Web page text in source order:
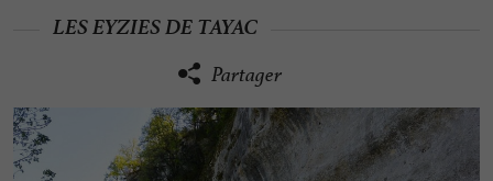
LES EYZIES DE TAYAC
Partager